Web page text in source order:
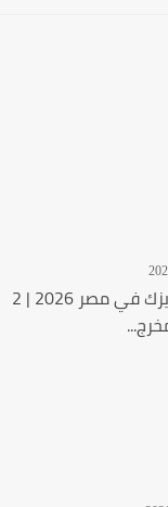
اسعار الدايزك في مصر 2026 | 2